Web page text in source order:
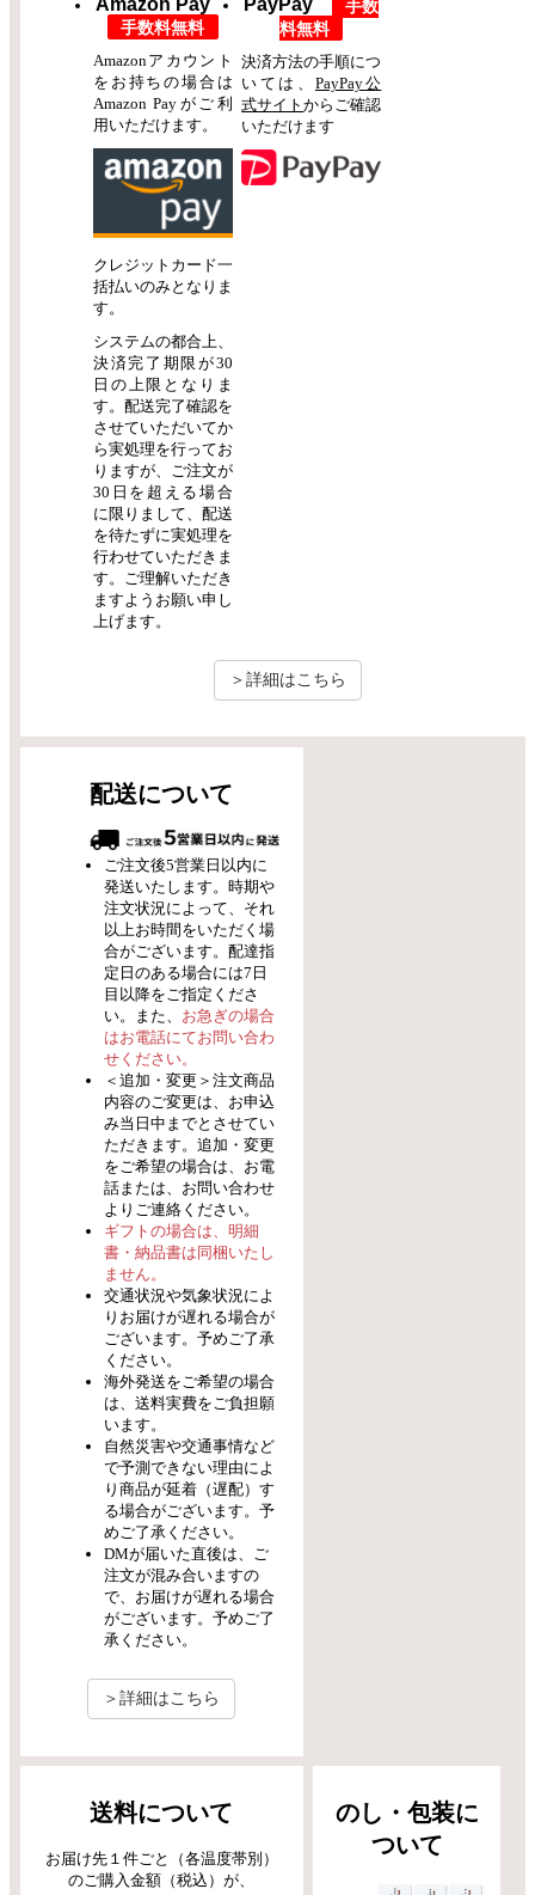
Amazon Pay
手数料無料
Amazonアカウント
をお持ちの場合は
Amazon Payがご利
用いただけます。
クレジットカード一
括払いのみとなりま
す。
システムの都合上、
決済完了期限が30
日の上限となりま
す。配送完了確認を
させていただいてか
ら実処理を行ってお
りますが、ご注文が
30日を超える場合
に限りまして、配送
を待たずに実処理を
行わせていただきま
す。ご理解いただき
ますようお願い申し
上げます。
PayPay
手数
料無料
決済方法の手順につ
いては、 PayPay公
式サイトからご確認
いただけます
＞詳細はこちら
配送について
ご注文後5営業日以内に
発送いたします。時期や
注文状況によって、それ
以上お時間をいただく場
合がございます。配達指
定日のある場合には7日
目以降をご指定くださ
い。また、 お急ぎの場合
はお電話にてお問い合わ
せください。
＜追加・変更＞注文商品
内容のご変更は、お申込
み当日中までとさせてい
ただきます。追加・変更
をご希望の場合は、お電
話または、お問い合わせ
よりご連絡ください。
ギフトの場合は、明細
書・納品書は同梱いたし
ません。
交通状況や気象状況によ
りお届けが遅れる場合が
ございます。予めご了承
ください。
海外発送をご希望の場合
は、送料実費をご負担願
います。
自然災害や交通事情など
で予測できない理由によ
り商品が延着（遅配）す
る場合がございます。予
めご了承ください。
DMが届いた直後は、ご
注文が混み合いますの
で、お届けが遅れる場合
がございます。予めご了
承ください。
＞詳細はこちら
送料について
お届け先１件ごと（各温度帯別）
のご購入金額（税込）が、
のし・包装に
ついて